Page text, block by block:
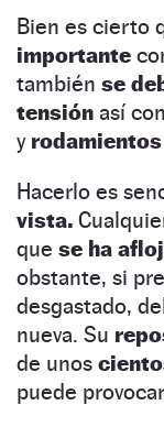
Bien es cierto
importante
también se
tensión así
y rodamientos
Hacerlo es
vista.
que se ha
obstante, si
desgastado,
nueva. Su
de unos
puede